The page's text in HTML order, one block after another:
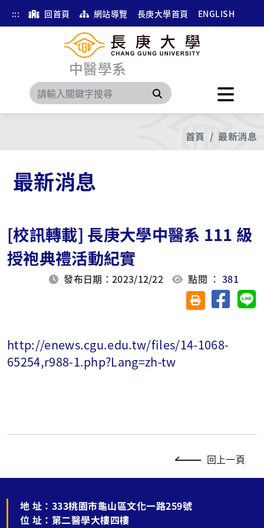
::: 回首頁 網站導覽 長庚大學首頁 ENGLISH
中醫學系
搜尋
首頁 最新消息
最新消息
[校訊轉載] 長庚大學中醫系 111 級
授袍典禮活動紀實
發布日期：2023/12/22 點閱 ：381
友善列印(另開視
分享至
http://enews.cgu.edu.tw/files/14-1068-
65254,r988-1.php?Lang=zh-tw
回上一頁
地 址： 333桃園市龜山區文化一路259號
位 址： 第二醫學大樓四樓